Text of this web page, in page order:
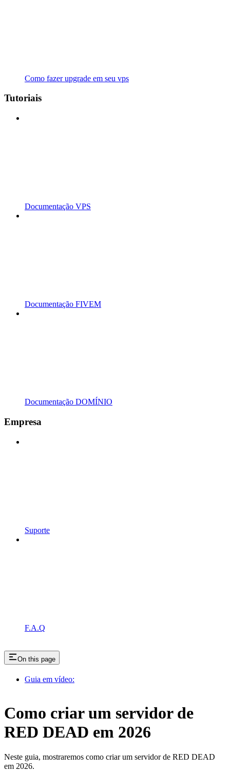
Como fazer upgrade em seu vps
Tutoriais
Documentação VPS
Documentação FIVEM
Documentação DOMÍNIO
Empresa
Suporte
F.A.Q
On this page
Guia em vídeo:
Como criar um servidor de
RED DEAD em 2026
Neste guia, mostraremos como criar um servidor de RED DEAD
em 2026.